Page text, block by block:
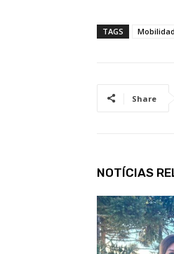
TAGS
Share
NOTÍCIAS